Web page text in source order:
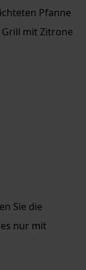
Pfanne
mit Zitrone
Sie die
nur mit